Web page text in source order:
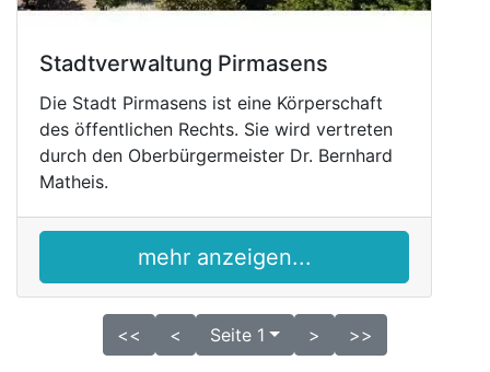
Stadtverwaltung Pirmasens
Die Stadt Pirmasens ist eine Körperschaft
des öffentlichen Rechts. Sie wird vertreten
durch den Oberbürgermeister Dr. Bernhard
Matheis.
mehr anzeigen...
<< < Seite 1 > >>